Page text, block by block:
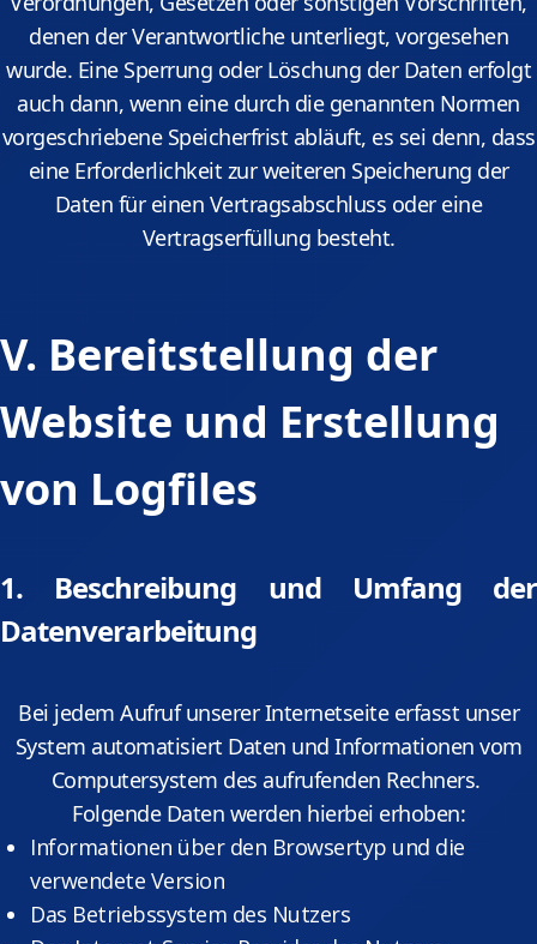
denen der Verantwortliche unterliegt, vorgesehen
wurde. Eine Sperrung oder Löschung der Daten erfolgt
auch dann, wenn eine durch die genannten Normen
vorgeschriebene Speicherfrist abläuft, es sei denn, dass
eine Erforderlichkeit zur weiteren Speicherung der
Daten für einen Vertragsabschluss oder eine
Vertragserfüllung besteht.
V. Bereitstellung der
Website und Erstellung
von Logfiles
1. Beschreibung und Umfang der
Datenverarbeitung
Bei jedem Aufruf unserer Internetseite erfasst unser
System automatisiert Daten und Informationen vom
Computersystem des aufrufenden Rechners.
Folgende Daten werden hierbei erhoben:
Informationen über den Browsertyp und die
verwendete Version
Das Betriebssystem des Nutzers